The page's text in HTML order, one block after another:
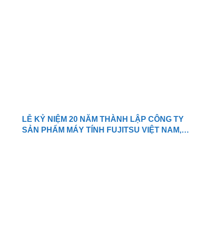
LỄ KỶ NIỆM 20 NĂM THÀNH LẬP CÔNG TY
SẢN PHẨM MÁY TÍNH FUJITSU VIỆT NAM,